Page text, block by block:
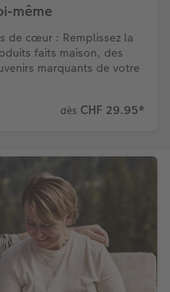
même
de cœur : Remplissez la
faits maison, des
marquants de votre
dès CHF 29.95*